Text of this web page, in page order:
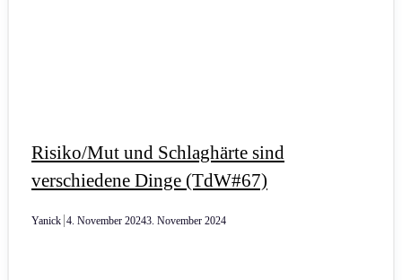
Risiko/Mut und Schlaghärte sind
verschiedene Dinge (TdW#67)
Yanick 4. November 20243. November 2024